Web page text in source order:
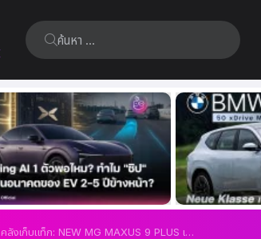
ค้นหา:
คลังเก็บแท็ก: NEW MG MAXUS 9 PLUS เปิดตัว